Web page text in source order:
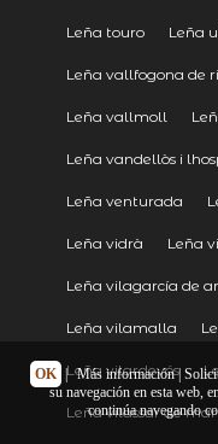
Leña touro Leña
Leña vallfogona de
Leña vallmoll
Leña vandellòs i
Leña venturada
Leña vidrà Leña
Leña vilagarcía de
Leña vilamalla
Leña vilardevós
Leña vilassar de mar
OK | Más información|
su navegación en esta web,
continúa navegando